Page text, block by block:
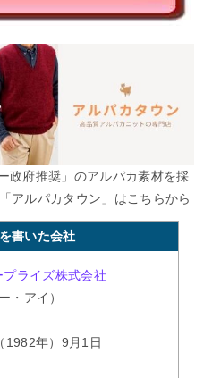
政府推奨」のアルパカ素材を採
アルパカタウン」はこちらから
書いた会社
ライズ株式会社
・アイ）
1982年）9月1日